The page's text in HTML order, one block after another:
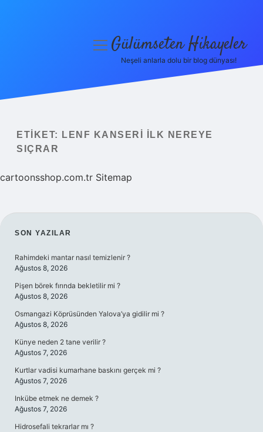
Yasal Uyarı
menüyüGülümseten Hikayeler
Neşeli anlarla dolu bir blog dünyası!
ETIKET:
LENF KANSERI ILK NEREYE
SIÇRAR
cartoonsshop.com.tr Sitemap
SIDEBAR
SON YAZILAR
Rahimdeki mantar nasıl temizlenir ?
Ağustos 8, 2026
Pişen börek fırında bekletilir mi ?
Ağustos 8, 2026
Osmangazi Köprüsünden Yalova’ya gidilir mi ?
Ağustos 8, 2026
Künye neden 2 tane verilir ?
Ağustos 7, 2026
Kurtlar vadisi kumarhane baskını gerçek mi ?
Ağustos 7, 2026
Inkübe etmek ne demek ?
Ağustos 7, 2026
Hidrosefali tekrarlar mı ?